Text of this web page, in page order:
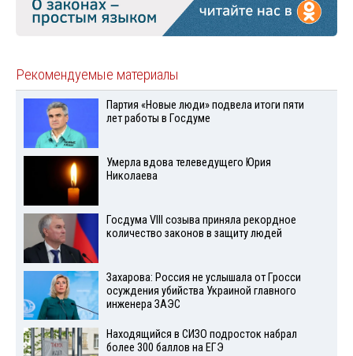
Рекомендуемые материалы
Партия «Новые люди» подвела итоги пяти
лет работы в Госдуме
Умерла вдова телеведущего Юрия
Николаева
Госдума VIII созыва приняла рекордное
количество законов в защиту людей
Захарова: Россия не услышала от Гросси
осуждения убийства Украиной главного
инженера ЗАЭС
Находящийся в СИЗО подросток набрал
более 300 баллов на ЕГЭ